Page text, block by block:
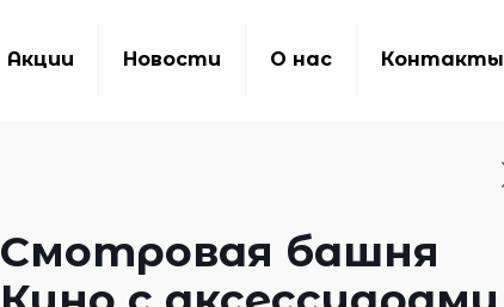
Акции Новости О нас Контакты
Смотровая башня